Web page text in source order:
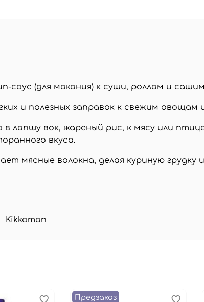
соус (для макания) к суши, роллам и
и полезных заправок к свежим овощам
в лапшу вок, жареный рис, к мясу или
вкуса.
мясные волокна, делая куриную
Kikkoman
Предзаказ